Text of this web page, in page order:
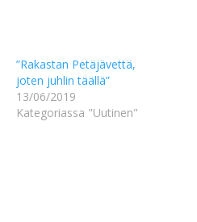
”Rakastan Petäjävettä,
joten juhlin täällä”
13/06/2019
Kategoriassa "Uutinen"